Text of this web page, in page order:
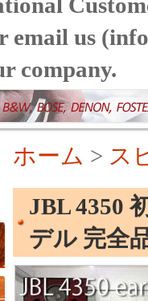
email us
company.
ホーム > ス
JBL 4350
デル 完全